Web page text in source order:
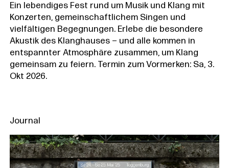
Ein lebendiges Fest rund um Musik und Klang mit
Konzerten, gemeinschaftlichem Singen und
vielfältigen Begegnungen. Erlebe die besondere
Akustik des Klanghauses – und alle kommen in
entspannter Atmosphäre zusammen, um Klang
gemeinsam zu feiern. Termin zum Vormerken: Sa, 3.
Okt 2026.
Journal